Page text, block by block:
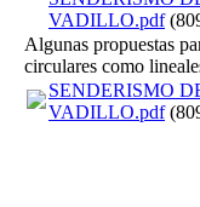
VADILLO.pdf
Algunas propuestas
circulares como
SENDERISMO
VADILLO.pdf